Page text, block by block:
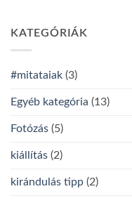
KATEGÓRIÁK
#mitataiak (3)
Egyéb kategória (13)
Fotózás (5)
kiállítás (2)
kirándulás tipp (2)